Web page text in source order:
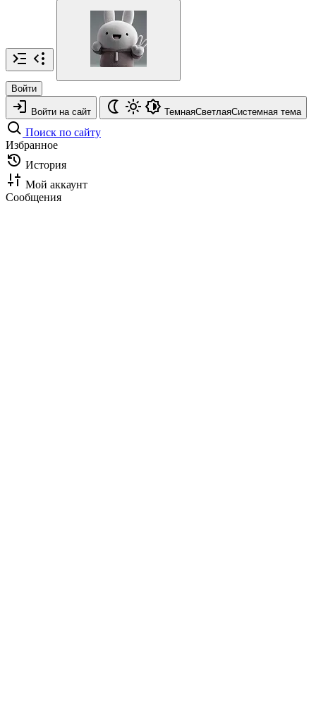
Войти
Войти на сайт ТемнаяСветлаяСистемная тема
Поиск по сайту
Избранное
История
Мой аккаунт
Сообщения